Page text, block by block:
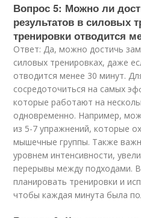
Вопрос 5: Можно ли
результатов в силовых
тренировки отводится
Ответ: Да, можно достичь
силовых тренировках, даже
отводится менее 30 минут.
сосредоточиться на самых
которые работают на
одновременно. Например,
из 5-7 упражнений, которые
мышечные группы. Также
уровнем интенсивности,
перерывы между подходами.
планировать тренировки и
чтобы каждая минута была